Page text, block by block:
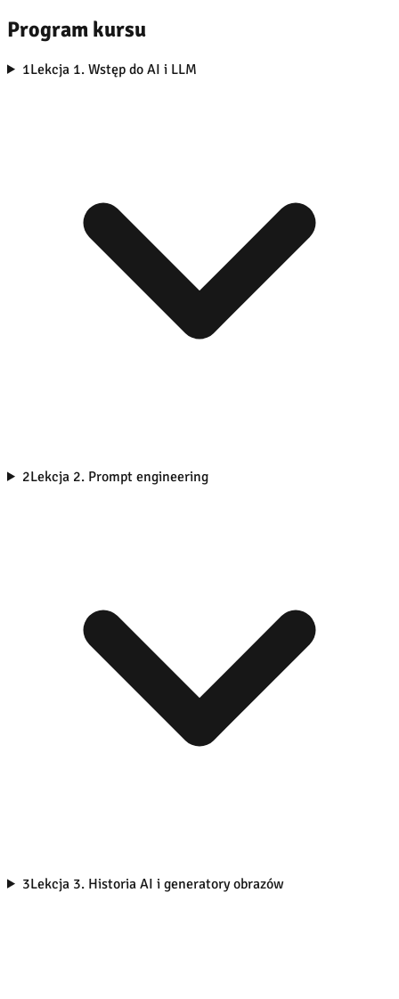
Program kursu
1Lekcja 1. Wstęp do AI i LLM
2Lekcja 2. Prompt engineering
3Lekcja 3. Historia AI i generatory obrazów